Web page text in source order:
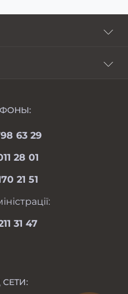
63 29
28 01
21 51
31 47